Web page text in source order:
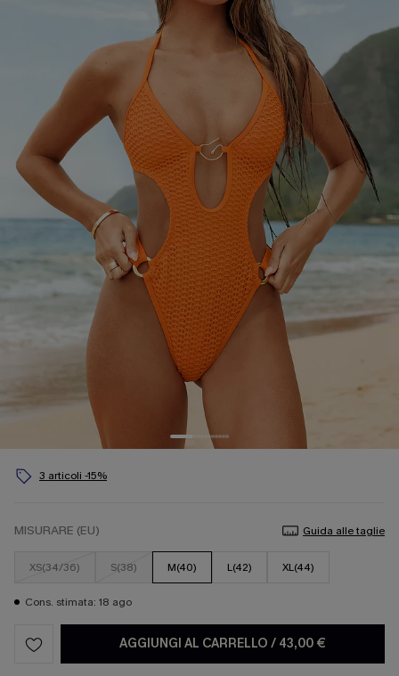
3 articoli -15%
MISURARE (EU) Guida alle taglie
XS(34/36) S(38) M(40) L(42) XL(44)
Cons. stimata: 18 ago
AGGIUNGI AL CARRELLO / 43,00 €